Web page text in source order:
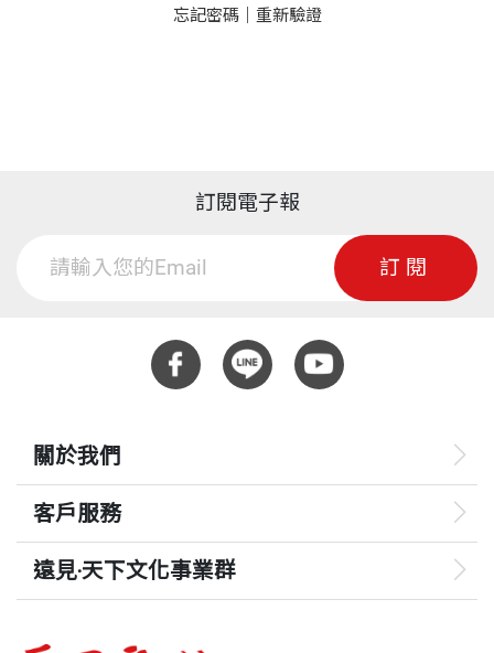
忘記密碼｜ 重新驗證
訂閱電子報
訂閱
關於我們
客戶服務
遠見‧天下文化事業群